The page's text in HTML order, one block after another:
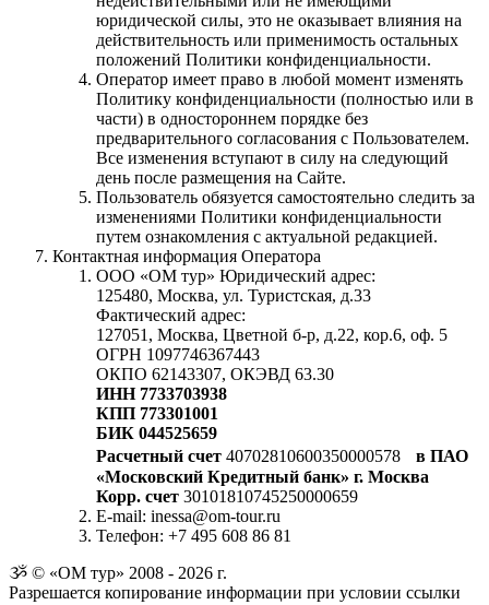
юридической силы, это не оказывает влияния на
действительность или применимость остальных
положений Политики конфиденциальности.
Оператор имеет право в любой момент изменять
Политику конфиденциальности (полностью или в
части) в одностороннем порядке без
предварительного согласования с Пользователем.
Все изменения вступают в силу на следующий
день после размещения на Сайте.
Пользователь обязуется самостоятельно следить за
изменениями Политики конфиденциальности
путем ознакомления с актуальной редакцией.
Контактная информация Оператора
ООО «ОМ тур» Юридический адрес:
125480, Москва, ул. Туристская, д.33
Фактический адрес:
127051, Москва, Цветной б-р, д.22, кор.6, оф. 5
ОГРН 1097746367443
ОКПО 62143307, ОКЭВД 63.30
ИНН 7733703938
КПП 773301001
БИК 044525659
Расчетный счет 40702810600350000578 в ПАО
«Московский Кредитный банк» г. Москва
Корр. счет 30101810745250000659
E-mail: inessa@om-tour.ru
Телефон: +7 495 608 86 81
ૐ © «ОМ тур» 2008 - 2026 г.
Разрешается копирование информации при условии ссылки